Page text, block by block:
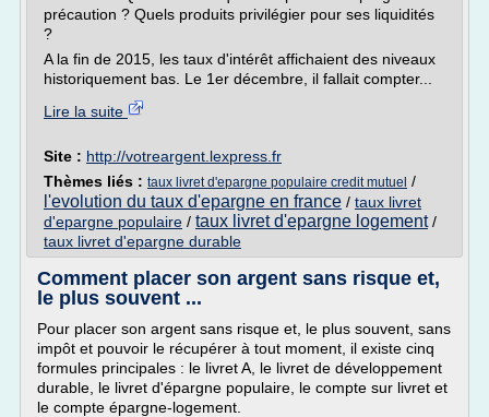
précaution ? Quels produits privilégier pour ses liquidités
?
A la fin de 2015, les taux d'intérêt affichaient des niveaux
historiquement bas. Le 1er décembre, il fallait compter...
Lire la suite
Site : http://votreargent.lexpress.fr
Thèmes liés : taux livret d'epargne populaire credit mutuel /
l'evolution du taux d'epargne en france / taux livret
d'epargne populaire / taux livret d'epargne logement/
taux livret d'epargne durable
Comment placer son argent sans risque et,
le plus souvent ...
Pour placer son argent sans risque et, le plus souvent, sans
impôt et pouvoir le récupérer à tout moment, il existe cinq
formules principales : le livret A, le livret de développement
durable, le livret d'épargne populaire, le compte sur livret et
le compte épargne-logement.